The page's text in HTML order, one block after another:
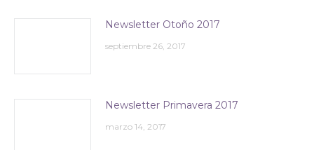
Newsletter Otoño 2017
septiembre 26, 2017
Newsletter Primavera 2017
marzo 14, 2017